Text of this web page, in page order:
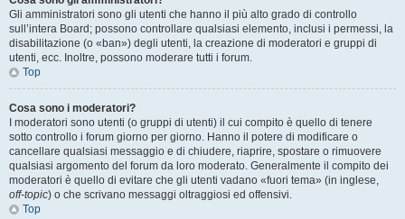
Gli amministratori sono gli utenti che hanno il più alto grado di controllo
sull’intera Board; possono controllare qualsiasi elemento, inclusi i permessi, la
disabilitazione (o «ban») degli utenti, la creazione di moderatori e gruppi di
utenti, ecc. Inoltre, possono moderare tutti i forum.
Top
Cosa sono i moderatori?
I moderatori sono utenti (o gruppi di utenti) il cui compito è quello di tenere
sotto controllo i forum giorno per giorno. Hanno il potere di modificare o
cancellare qualsiasi messaggio e di chiudere, riaprire, spostare o rimuovere
qualsiasi argomento del forum da loro moderato. Generalmente il compito dei
moderatori è quello di evitare che gli utenti vadano «fuori tema» (in inglese,
off-topic) o che scrivano messaggi oltraggiosi ed offensivi.
Top